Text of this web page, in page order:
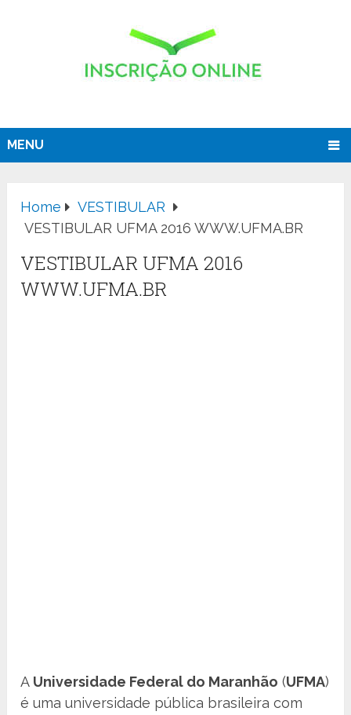
MENU
Home
VESTIBULAR
VESTIBULAR UFMA 2016 WWW.UFMA.BR
VESTIBULAR UFMA 2016
WWW.UFMA.BR
A Universidade Federal do Maranhão (UFMA)
é uma universidade pública brasileira com